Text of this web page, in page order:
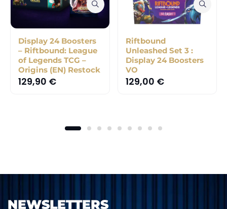
Display 24 Boosters
– Riftbound: League
of Legends TCG –
Origins (EN) Restock
129,90 €
Riftbound
Unleashed Set 3 :
Display 24 Boosters
VO
129,00 €
NEWSLETTERS